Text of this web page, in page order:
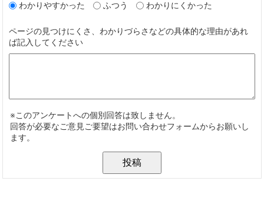
わかりやすかった ふつう わかりにくかった
ページの見つけにくさ、わかりづらさなどの具体的な理由があれ
ば記入してください
※このアンケートへの個別回答は致しません。
回答が必要なご意見ご要望はお問い合わせフォームからお願いし
ます。